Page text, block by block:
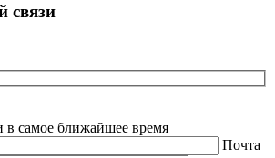
связи
самое ближайшее время
Почта